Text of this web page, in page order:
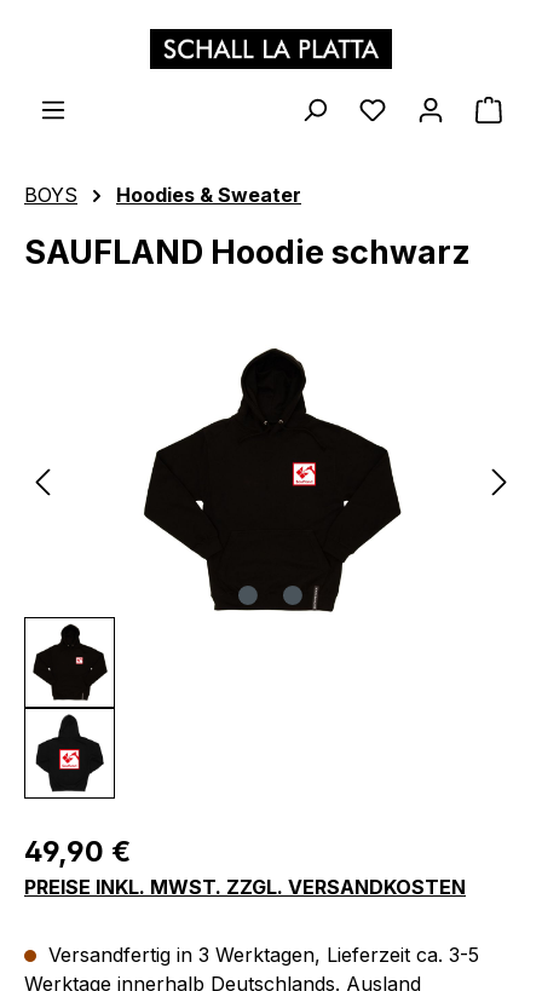
Zum Hauptinhalt springen
BOYS Hoodies & Sweater
SAUFLAND Hoodie schwarz
Bildergalerie überspringen
Regulärer Preis:
49,90 €
PREISE INKL. MWST. ZZGL. VERSANDKOSTEN
Versandfertig in 3 Werktagen, Lieferzeit ca. 3-5
Werktage innerhalb Deutschlands. Ausland